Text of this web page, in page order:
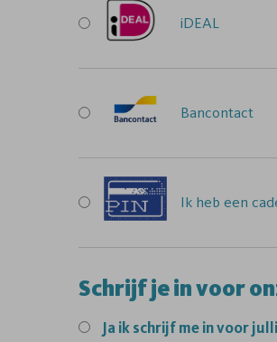
iDEAL
Bancontact
Ik heb een
Schrijf je in voor
Ja ik schrijf me in voor